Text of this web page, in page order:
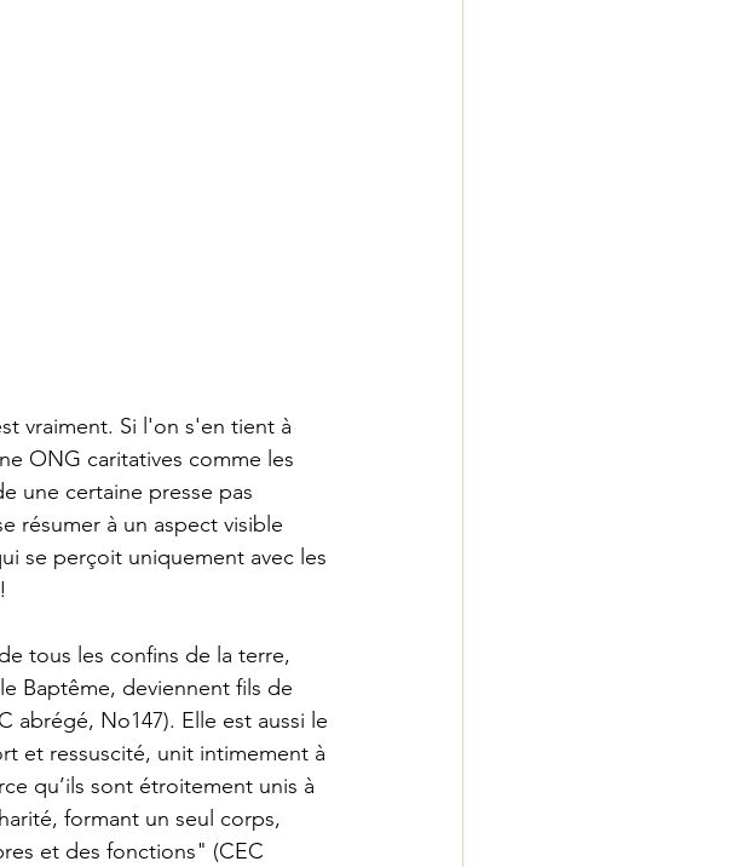
vraiment. Si l'on s'en tient à
ONG caritatives comme les
une certaine presse pas
résumer à un aspect visible
se perçoit uniquement avec les
tous les confins de la terre,
Baptême, deviennent fils de
abrégé, No147). Elle est aussi le
et ressuscité, unit intimement à
qu’ils sont étroitement unis à
formant un seul corps,
et des fonctions" (CEC